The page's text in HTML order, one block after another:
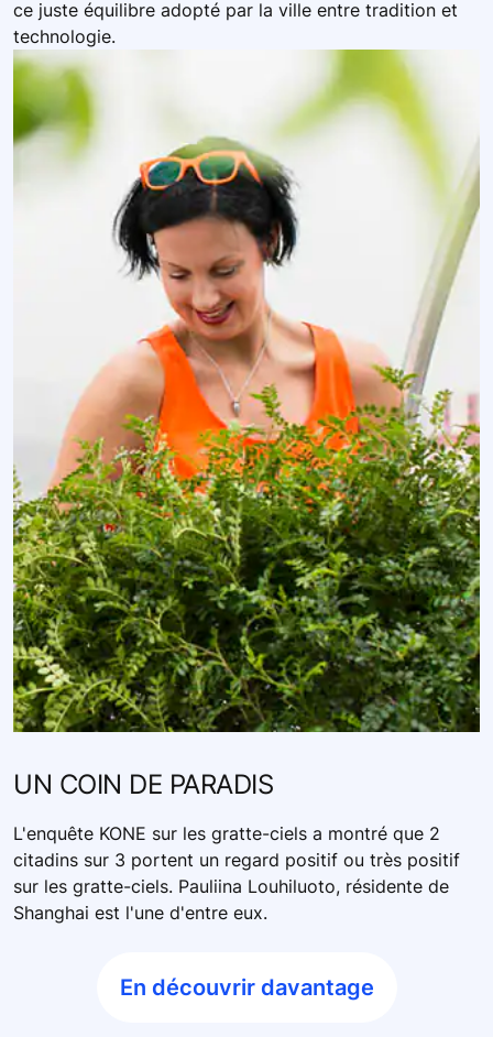
ce juste équilibre adopté par la ville entre tradition et
technologie.
UN COIN DE PARADIS
L'enquête KONE sur les gratte-ciels a montré que 2
citadins sur 3 portent un regard positif ou très positif
sur les gratte-ciels. Pauliina Louhiluoto, résidente de
Shanghai est l'une d'entre eux.
En découvrir davantage